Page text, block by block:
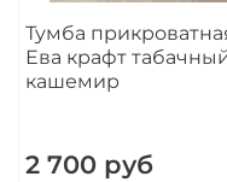
Тумба
Ева крафт
кашемир
2 700 руб